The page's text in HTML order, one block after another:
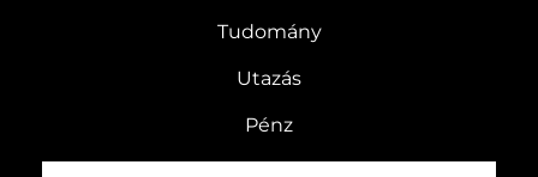
Tudomány
Utazás
Pénz